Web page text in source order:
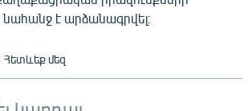
է արձանագրվել։
Հետևեք մեզ